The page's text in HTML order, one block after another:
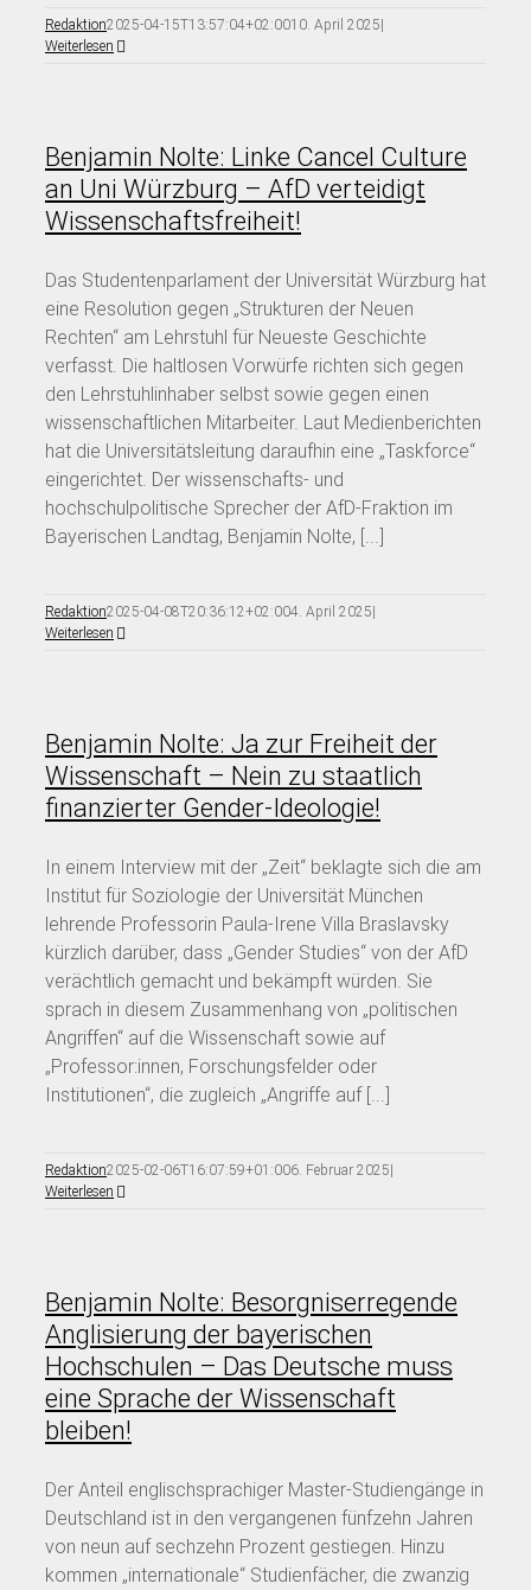
Redaktion2025-04-15T13:57:04+02:0010. April 2025|
Weiterlesen
Benjamin Nolte: Linke Cancel Culture
an Uni Würzburg – AfD verteidigt
Wissenschaftsfreiheit!
Das Studentenparlament der Universität Würzburg hat
eine Resolution gegen „Strukturen der Neuen
Rechten“ am Lehrstuhl für Neueste Geschichte
verfasst. Die haltlosen Vorwürfe richten sich gegen
den Lehrstuhlinhaber selbst sowie gegen einen
wissenschaftlichen Mitarbeiter. Laut Medienberichten
hat die Universitätsleitung daraufhin eine „Taskforce“
eingerichtet. Der wissenschafts- und
hochschulpolitische Sprecher der AfD-Fraktion im
Bayerischen Landtag, Benjamin Nolte, [...]
Redaktion2025-04-08T20:36:12+02:004. April 2025|
Weiterlesen
Benjamin Nolte: Ja zur Freiheit der
Wissenschaft – Nein zu staatlich
finanzierter Gender-Ideologie!
In einem Interview mit der „Zeit“ beklagte sich die am
Institut für Soziologie der Universität München
lehrende Professorin Paula-Irene Villa Braslavsky
kürzlich darüber, dass „Gender Studies“ von der AfD
verächtlich gemacht und bekämpft würden. Sie
sprach in diesem Zusammenhang von „politischen
Angriffen“ auf die Wissenschaft sowie auf
„Professor:innen, Forschungsfelder oder
Institutionen“, die zugleich „Angriffe auf [...]
Redaktion2025-02-06T16:07:59+01:006. Februar 2025|
Weiterlesen
Benjamin Nolte: Besorgniserregende
Anglisierung der bayerischen
Hochschulen – Das Deutsche muss
eine Sprache der Wissenschaft
bleiben!
Der Anteil englischsprachiger Master-Studiengänge in
Deutschland ist in den vergangenen fünfzehn Jahren
von neun auf sechzehn Prozent gestiegen. Hinzu
kommen „internationale“ Studienfächer, die zwanzig